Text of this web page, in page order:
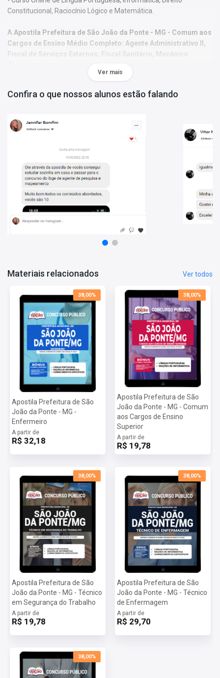
Constitucional, Raciocínio Lógico e Matemática.
A Apostila Prefeitura de São João da Ponte - MG - Comum aos
Cargos de Ensino Médio Completo: Agente Administrativo II,
Fiscal de Serviços Externos, Fiscal Sanitário, Mecânico
(Veículos Pesados) e Monitor de Informática
acordo com o edital 01, por professores especializados em cada
conteúdo e, assim, uma melhor otimização no tempo de
aprendizagem.
Características:
- Possui exercícios de fixação gabaritados;
- Conteúdo completo, de acordo com o Edital 01;
- Materiais digitais para reforçar a sua preparação;
- Apostila elaborada por professores especializados em
concursos.
Conhecimentos Gerais
Mais informações sobre o concurso Prefeitura de
São João da Ponte - MG 2022:
304 vagas
Inscrições:De 23/09 a 25/10
De R$ 1.100,00 a R$ 13.550,00
Taxa de Inscrição:De R$ 60,00 a R$ 75,00
Provas:
28/11
Organizadora:FADENOR e COTEC
Ver mais
Confira o que nossos alunos estão falando
Materiais relacionados Ver todos
38,00%
Apostila Prefeitura de São
João da Ponte - MG -
Enfermeiro
A partir de
R$ 32,18
38,00%
Apostila Prefeitura de São
João da Ponte - MG - Comum
aos Cargos de Ensino
Superior
A partir de
R$ 19,78
38,00%
Apostila Prefeitura de São
João da Ponte - MG - Técnico
em Segurança do Trabalho
A partir de
R$ 19,78
38,00%
Apostila Prefeitura de São
João da Ponte - MG - Técnico
de Enfermagem
A partir de
R$ 29,70
38,00%